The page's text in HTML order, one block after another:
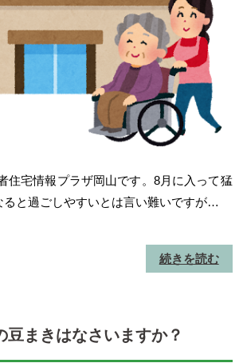
住宅情報プラザ岡山です。8月に入って猛
ると過ごしやすいとは言い難いですが…
続きを読む
豆まきはなさいますか？